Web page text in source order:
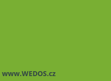
www.WEDOS.cz